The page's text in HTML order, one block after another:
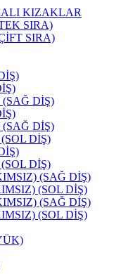
KIZAKLAR
SIRA)
SIRA)
(SAĞ DİŞ)
(SAĞ DİŞ)
DİŞ)
DİŞ)
(SAĞ DİŞ)
(SOL DİŞ)
(SAĞ DİŞ)
(SOL DİŞ)